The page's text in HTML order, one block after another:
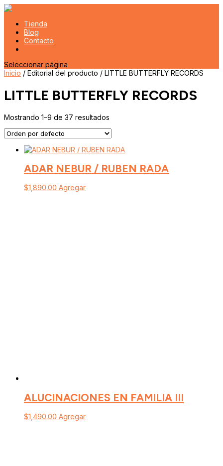
Tienda
Blog
Contacto
Seleccionar página
Inicio / Editorial del producto / LITTLE BUTTERFLY RECORDS
LITTLE BUTTERFLY RECORDS
Mostrando 1–9 de 37 resultados
ADAR NEBUR / RUBEN RADA
$1,890.00 Agregar
ALUCINACIONES EN FAMILIA III
$1,490.00 Agregar